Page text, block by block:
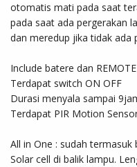
otomatis mati pada saat
pada saat ada pergerakan
dan meredup jika tidak ada
Include batere dan REMOTE
Terdapat switch ON OFF
Durasi menyala sampai
Terdapat PIR Motion
All in One : sudah
Solar cell di balik lampu.